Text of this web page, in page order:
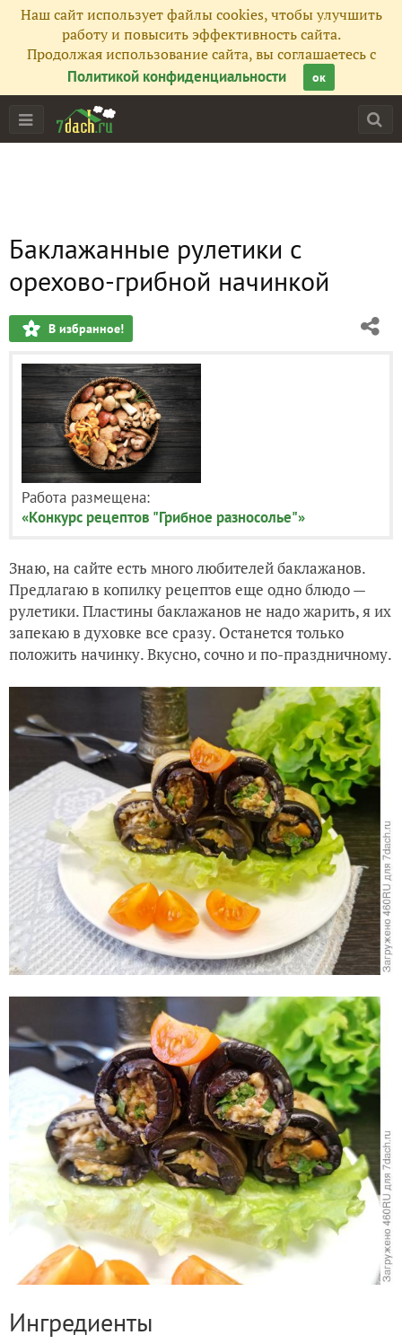
Наш сайт использует файлы cookies, чтобы улучшить
работу и повысить эффективность сайта.
Продолжая использование сайта, вы соглашаетесь с
Политикой конфиденциальности
ок
Баклажанные рулетики с
орехово-грибной начинкой
В избранное!
Работа размещена:
«Конкурс рецептов "Грибное разносолье"»
Знаю, на сайте есть много любителей баклажанов.
Предлагаю в копилку рецептов еще одно блюдо —
рулетики. Пластины баклажанов не надо жарить, я их
запекаю в духовке все сразу. Останется только
положить начинку. Вкусно, сочно и по-праздничному.
Ингредиенты